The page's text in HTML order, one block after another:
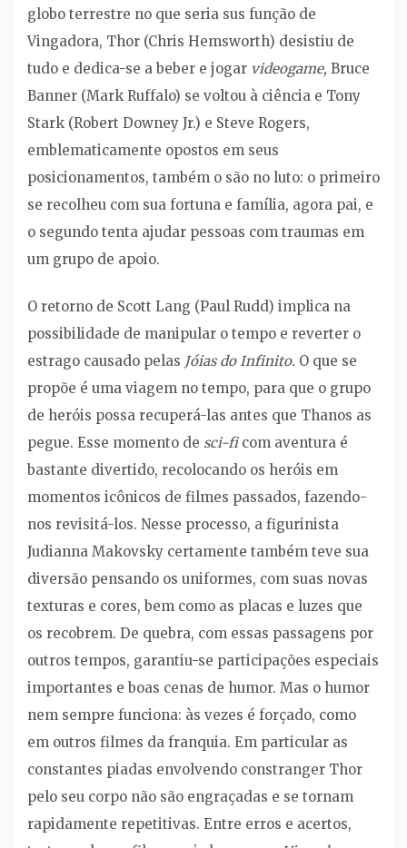
globo terrestre no que seria sus função de
Vingadora, Thor (Chris Hemsworth) desistiu de
tudo e dedica-se a beber e jogar videogame, Bruce
Banner (Mark Ruffalo) se voltou à ciência e Tony
Stark (Robert Downey Jr.) e Steve Rogers,
emblematicamente opostos em seus
posicionamentos, também o são no luto: o primeiro
se recolheu com sua fortuna e família, agora pai, e
o segundo tenta ajudar pessoas com traumas em
um grupo de apoio.
O retorno de Scott Lang (Paul Rudd) implica na
possibilidade de manipular o tempo e reverter o
estrago causado pelas Jóias do Infinito. O que se
propõe é uma viagem no tempo, para que o grupo
de heróis possa recuperá-las antes que Thanos as
pegue. Esse momento de sci-fi com aventura é
bastante divertido, recolocando os heróis em
momentos icônicos de filmes passados, fazendo-
nos revisitá-los. Nesse processo, a figurinista
Judianna Makovsky certamente também teve sua
diversão pensando os uniformes, com suas novas
texturas e cores, bem como as placas e luzes que
os recobrem. De quebra, com essas passagens por
outros tempos, garantiu-se participações especiais
importantes e boas cenas de humor. Mas o humor
nem sempre funciona: às vezes é forçado, como
em outros filmes da franquia. Em particular as
constantes piadas envolvendo constranger Thor
pelo seu corpo não são engraçadas e se tornam
rapidamente repetitivas. Entre erros e acertos,